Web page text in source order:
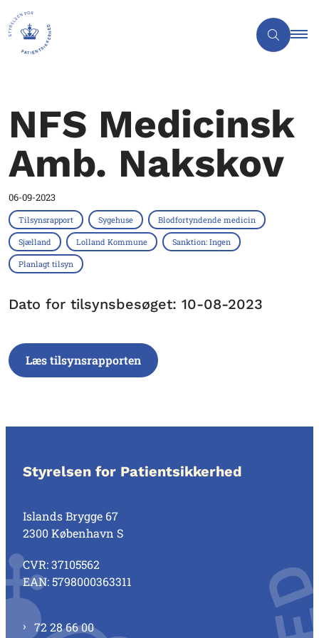
NFS Medicinsk
Amb. Nakskov
06-09-2023
Tilsynsrapport Sygehuse Blodfortyndende medicin
Sjælland Lolland Kommune Sanktion: Ingen
Planlagt tilsyn
Dato for tilsynsbesøget: 10-08-2023
Læs tilsynsrapporten
Styrelsen for Patientsikkerhed
Islands Brygge 67
2300 København S
CVR: 37105562
EAN: 5798000363311
72 28 66 00